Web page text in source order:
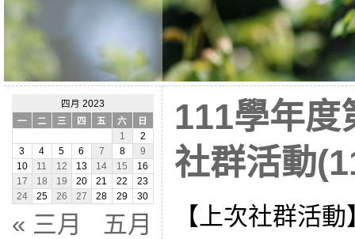
四月 2023
一
二 三 四 五 六
日
1
2
3
4 5 6 7 8
9
10
11 12 13 14 15
16
17
18 19 20 21 22
23
24
25 26 27 28 29 30
« 三月
五月
111學年度
社群活動
【上次社群活動